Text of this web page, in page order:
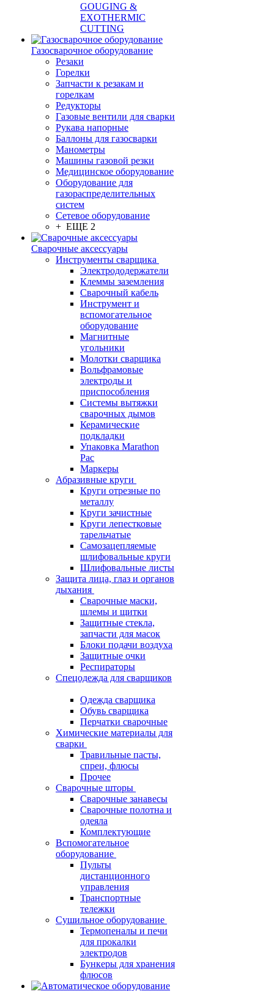
GOUGING &
EXOTHERMIC
CUTTING
Газосварочное оборудование
Резаки
Горелки
Запчасти к резакам и
горелкам
Редукторы
Газовые вентили для сварки
Рукава напорные
Баллоны для газосварки
Манометры
Машины газовой резки
Медицинское оборудование
Оборудование для
газораспределительных
систем
Сетевое оборудование
+ ЕЩЕ 2
Сварочные аксессуары
Инструменты сварщика
Электрододержатели
Клеммы заземления
Сварочный кабель
Инструмент и
вспомогательное
оборудование
Магнитные
угольники
Молотки сварщика
Вольфрамовые
электроды и
приспособления
Системы вытяжки
сварочных дымов
Керамические
подкладки
Упаковка Marathon
Pac
Маркеры
Абразивные круги
Круги отрезные по
металлу
Круги зачистные
Круги лепестковые
тарельчатые
Самозацепляемые
шлифовальные круги
Шлифовальные листы
Защита лица, глаз и органов
дыхания
Сварочные маски,
шлемы и щитки
Защитные стекла,
запчасти для масок
Блоки подачи воздуха
Защитные очки
Респираторы
Спецодежда для сварщиков
Одежда сварщика
Обувь сварщика
Перчатки сварочные
Химические материалы для
сварки
Травильные пасты,
спреи, флюсы
Прочее
Сварочные шторы
Сварочные занавесы
Сварочные полотна и
одеяла
Комплектующие
Вспомогательное
оборудование
Пульты
дистанционного
управления
Транспортные
тележки
Сушильное оборудование
Термопеналы и печи
для прокалки
электродов
Бункеры для хранения
флюсов